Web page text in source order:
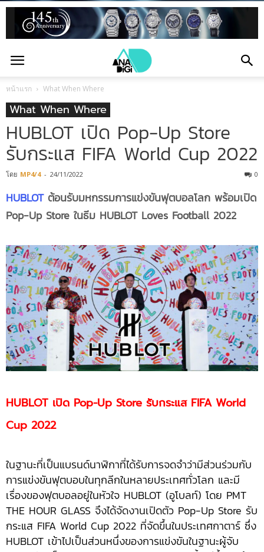
หน้าแรก What When Where
What When Where
HUBLOT เปิด Pop-Up Store
รับกระแส FIFA World Cup 2022
โดย MP4/4 - 24/11/2022 0
HUBLOTต้อนรับมหกรรมการแข่งขันฟุตบอลโลก พร้อมเปิด
Pop-Up Store ในธีม HUBLOT Loves Football 2022
HUBLOT เปิด Pop-Up Store รับกระแส FIFA World
Cup 2022
ในฐานะที่เป็นแบรนด์นาฬิกาที่ได้รับการจดจำว่ามีส่วนร่วมกับ
การแข่งขันฟุตบอบในทุกลีกในหลายประเทศทั่วโลก และมี
เรื่องของฟุตบอลอยู่ในหัวใจ HUBLOT (อูโบลท์) โดย PMT
THE HOUR GLASS จึงได้จัดงานเปิดตัว Pop-Up Store รับ
กระแส FIFA World Cup 2022 ที่จัดขึ้นในประเทศกาตาร์ ซึ่ง
HUBLOT เข้าไปเป็นส่วนหนึ่งของการแข่งขันในฐานะผู้จับ